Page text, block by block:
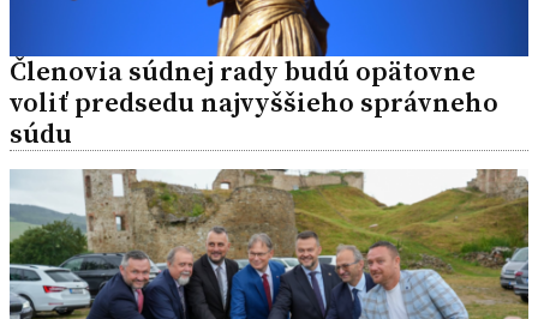
Členovia súdnej rady budú opätovne
voliť predsedu najvyššieho správneho
súdu